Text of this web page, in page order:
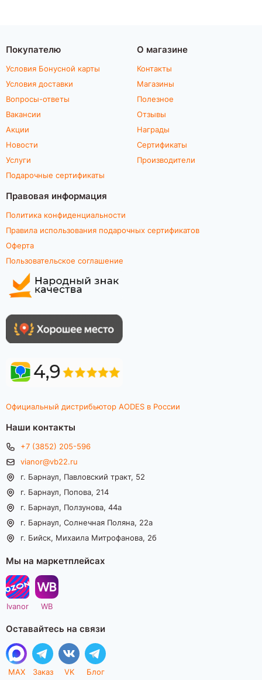
Покупателю
Условия Бонусной карты
Условия доставки
Вопросы-ответы
Вакансии
Акции
Новости
Услуги
Подарочные сертификаты
О магазине
Контакты
Магазины
Полезное
Отзывы
Награды
Сертификаты
Производители
Правовая информация
Политика конфиденциальности
Правила использования подарочных сертификатов
Оферта
Пользовательское соглашение
Официальный дистрибьютор AODES в России
Наши контакты
+7 (3852) 205-596
vianor@vb22.ru
г. Барнаул, Павловский тракт, 52
г. Барнаул, Попова, 214
г. Барнаул, Ползунова, 44а
г. Барнаул, Солнечная Поляна, 22а
г. Бийск, Михаила Митрофанова, 2б
Мы на маркетплейсах
Ivanor WB
Оставайтесь на связи
MAX Заказ VK Блог